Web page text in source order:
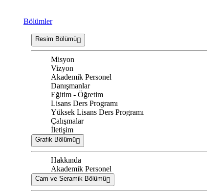
Bölümler
Resim Bölümü
Misyon
Vizyon
Akademik Personel
Danışmanlar
Eğitim - Öğretim
Lisans Ders Programı
Yüksek Lisans Ders Programı
Çalışmalar
İletişim
Grafik Bölümü
Hakkında
Akademik Personel
Cam ve Seramik Bölümü